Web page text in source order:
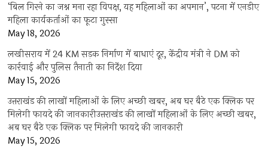
‘बिल गिरने का जश्न मना रहा विपक्ष, यह महिलाओं का अपमान’, पटना में एनडीए
महिला कार्यकर्ताओं का फूटा गुस्सा
May 18, 2026
लखीसराय में 24 KM सड़क निर्माण में बाधाएं दूर, केंद्रीय मंत्री ने DM को
कार्रवाई और पुलिस तैनाती का निर्देश दिया
May 15, 2026
उत्तराखंड की लाखों महिलाओं के लिए अच्छी खबर, अब घर बैठे एक क्लिक पर
मिलेगी फायदे की जानकारीउत्तराखंड की लाखों महिलाओं के लिए अच्छी खबर,
अब घर बैठे एक क्लिक पर मिलेगी फायदे की जानकारी
May 15, 2026